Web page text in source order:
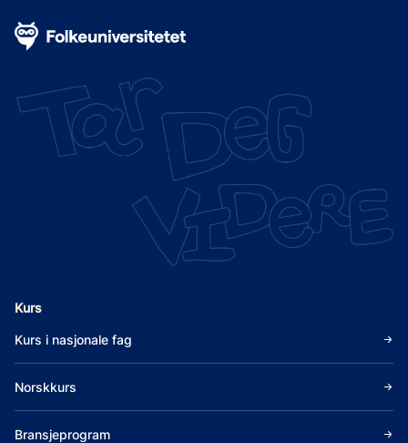
Kurs
Kurs i nasjonale fag
Norskkurs
Bransjeprogram